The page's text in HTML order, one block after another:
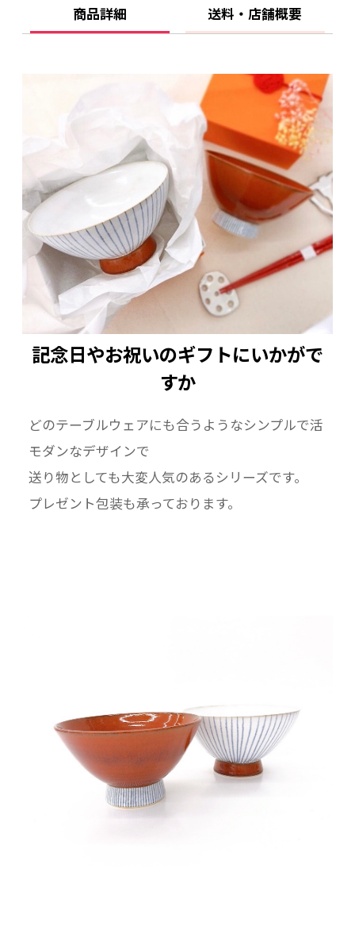
商品詳細 送料・店舗概要
記念日やお祝いのギフトにいかがで
すか
どのテーブルウェアにも合うようなシンプルで活
モダンなデザインで
送り物としても大変人気のあるシリーズです。
プレゼント包装も承っております。